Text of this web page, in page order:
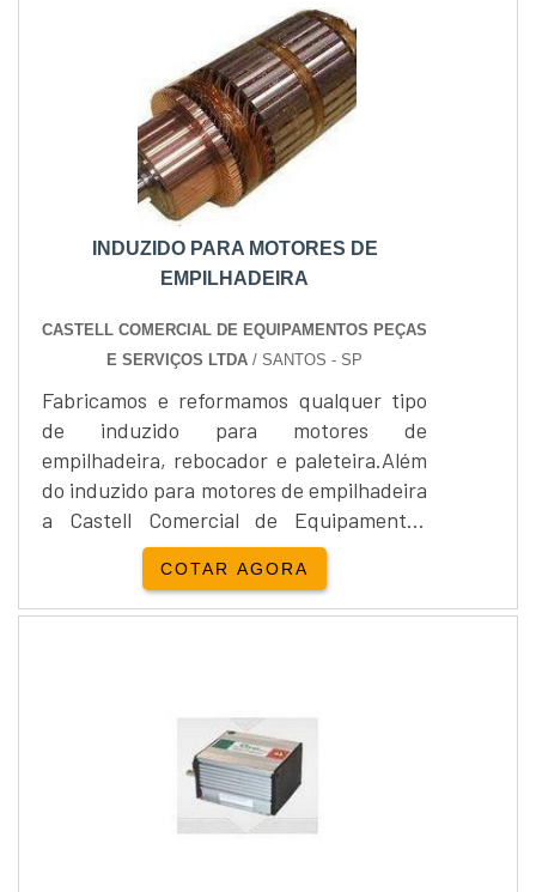
com o ERP do cliente, com baixíssimo
custo e período de implantação curto.A
AGM oferece ainda contratos de manu....
INDUZIDO PARA MOTORES DE
EMPILHADEIRA
CASTELL COMERCIAL DE EQUIPAMENTOS PEÇAS
E SERVIÇOS LTDA / SANTOS - SP
Fabricamos e reformamos qualquer tipo
de induzido para motores de
empilhadeira, rebocador e paleteira.Além
do induzido para motores de empilhadeira
a Castell Comercial de Equipamentos
Peças Serviços realiza a manutenção de
componentes elétricos para veículos
industriais como o Induzido para motores
COTAR AGORA